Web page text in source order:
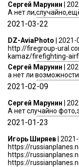
Сергей Марунин |
А нет
2021-03-22
DZ-AviaPhoto |
http://firegroup-
kamaz/firefighting-
Сергей Марунин |
а нет ли
2021-02-09
Сергей Марунин |
А нет случайно
2021-01-23
Игорь Ширяев |
https://
https://
https://